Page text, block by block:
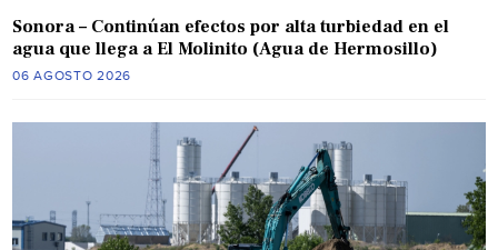
Sonora – Continúan efectos por alta turbiedad en el
agua que llega a El Molinito (Agua de Hermosillo)
06 AGOSTO 2026